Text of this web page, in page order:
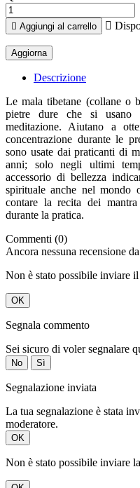
 Aggiungi al carrello 
Descrizione
Lemala tibetane (collane o
pietre dure che si usano
meditazione. Aiutano a
concentrazione durante le
sono usate dai praticanti di
anni; solo negli ultimi
accessorio di bellezza
spirituale anche nel mondo
contare la recita dei
durante la pratica.
Commenti (0)
Ancora nessuna recensione
Non è stato possibile inviare
OK
Segnala commento
Sei sicuro di voler segnalare
No Sì
Segnalazione inviata
La tua segnalazione è stata
moderatore.
OK
Non è stato possibile inviare